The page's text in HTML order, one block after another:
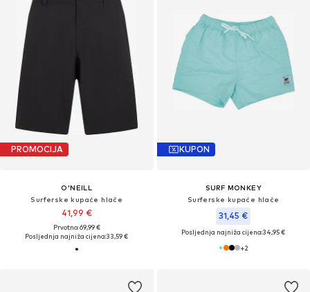
PROMOCIJA
O'NEILL
Surferske kupaće hlače
41,99 €
Prvotno: 69,99 €
Posljednja najniža cijena:33,59 €
KUPON
SURF MONKEY
Surferske kupaće hlače
31,45 €
Posljednja najniža cijena:34,95 €
+2